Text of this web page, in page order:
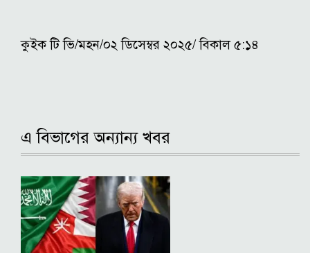
কুইক টি ভি/মহন/০২ ডিসেম্বর ২০২৫/ বিকাল ৫:১৪
এ বিভাগের অন্যান্য খবর